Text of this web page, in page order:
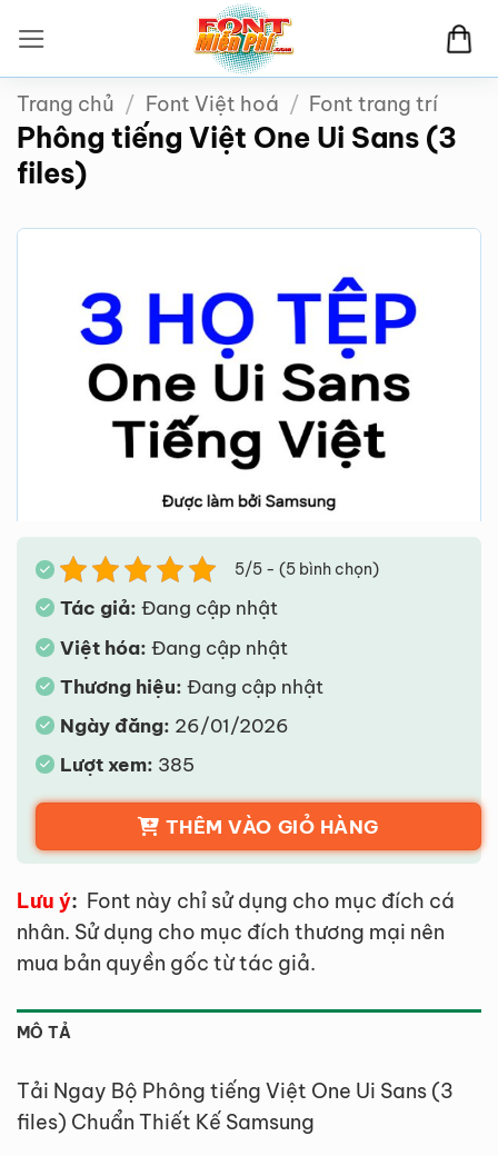
qua
nội
dung
Trang chủ / Font Việt hoá / Font trang trí
Phông tiếng Việt One Ui Sans (3
files)
5/5 - (5 bình chọn)
Tác giả: Đang cập nhật
Việt hóa: Đang cập nhật
Thương hiệu: Đang cập nhật
Ngày đăng: 26/01/2026
Lượt xem: 385
THÊM VÀO GIỎ HÀNG
Lưu ý: Font này chỉ sử dụng cho mục đích cá
nhân. Sử dụng cho mục đích thương mại nên
mua bản quyền gốc từ tác giả.
MÔ TẢ
Tải Ngay Bộ Phông tiếng Việt One Ui Sans (3
files) Chuẩn Thiết Kế Samsung